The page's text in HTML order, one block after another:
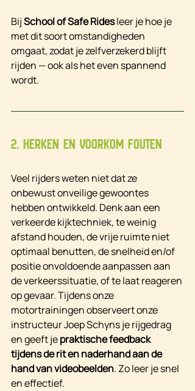
Bij School of Safe Rides leer je hoe je
met dit soort omstandigheden
omgaat, zodat je zelfverzekerd blijft
rijden — ook als het even spannend
wordt.
2. Herken en voorkom fouten
Veel rijders weten niet dat ze
onbewust onveilige gewoontes
hebben ontwikkeld. Denk aan een
verkeerde kijktechniek, te weinig
afstand houden, de vrije ruimte niet
optimaal benutten, de snelheid en/of
positie onvoldoende aanpassen aan
de verkeerssituatie, of te laat reageren
op gevaar. Tijdens onze
motortrainingen observeert onze
instructeur Joep Schyns je rijgedrag
en geeft je praktische feedback
tijdens de rit en naderhand aan de
hand van videobeelden. Zo leer je snel
en effectief.